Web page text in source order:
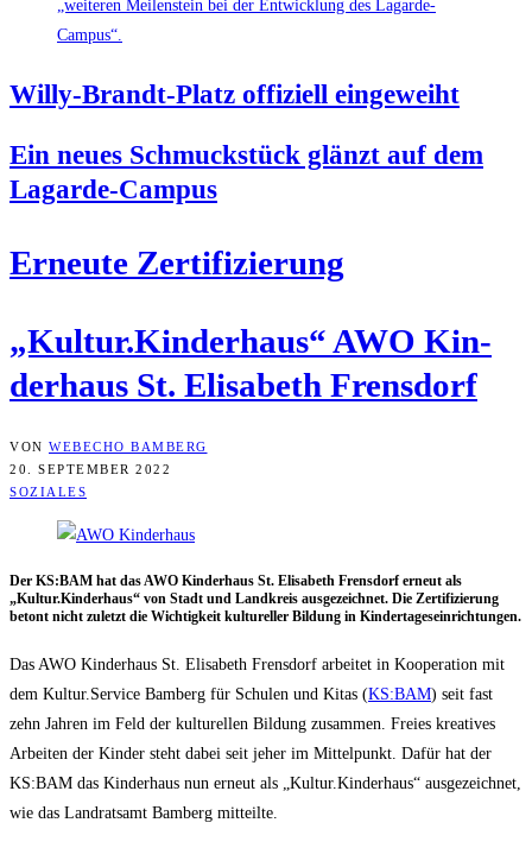
Wil­ly-Brandt-Platz offi­zi­ell eingeweiht
Ein neu­es Schmuck­stück glänzt auf dem
Lagarde-Campus
Erneu­te Zertifizierung
„Kultur.Kinderhaus“ AWO Kin­
der­haus St. Eli­sa­beth Frensdorf
VON WEBECHO BAMBERG
20. SEPTEMBER 2022
SOZIALES
Der KS:BAM hat das AWO Kin­der­haus St. Eli­sa­beth Frens­dorf erneut als
„Kultur.Kinderhaus“ von Stadt und Land­kreis aus­ge­zeich­net. Die Zer­ti­fi­zie­rung
betont nicht zuletzt die Wich­tig­keit kul­tu­rel­ler Bil­dung in Kindertageseinrichtungen.
Das AWO Kin­der­haus St. Eli­sa­beth Frens­dorf arbei­tet in Koope­ra­ti­on mit
dem Kultur.Service Bam­berg für Schu­len und Kitas (KS:BAM) seit fast
zehn Jah­ren im Feld der kul­tu­rel­len Bil­dung zusam­men. Frei­es krea­ti­ves
Arbei­ten der Kin­der steht dabei seit jeher im Mit­tel­punkt. Dafür hat der
KS:BAM das Kin­der­haus nun erneut als „Kultur.Kinderhaus“ aus­ge­zeich­net,
wie das Land­rats­amt Bam­berg mitteilte.